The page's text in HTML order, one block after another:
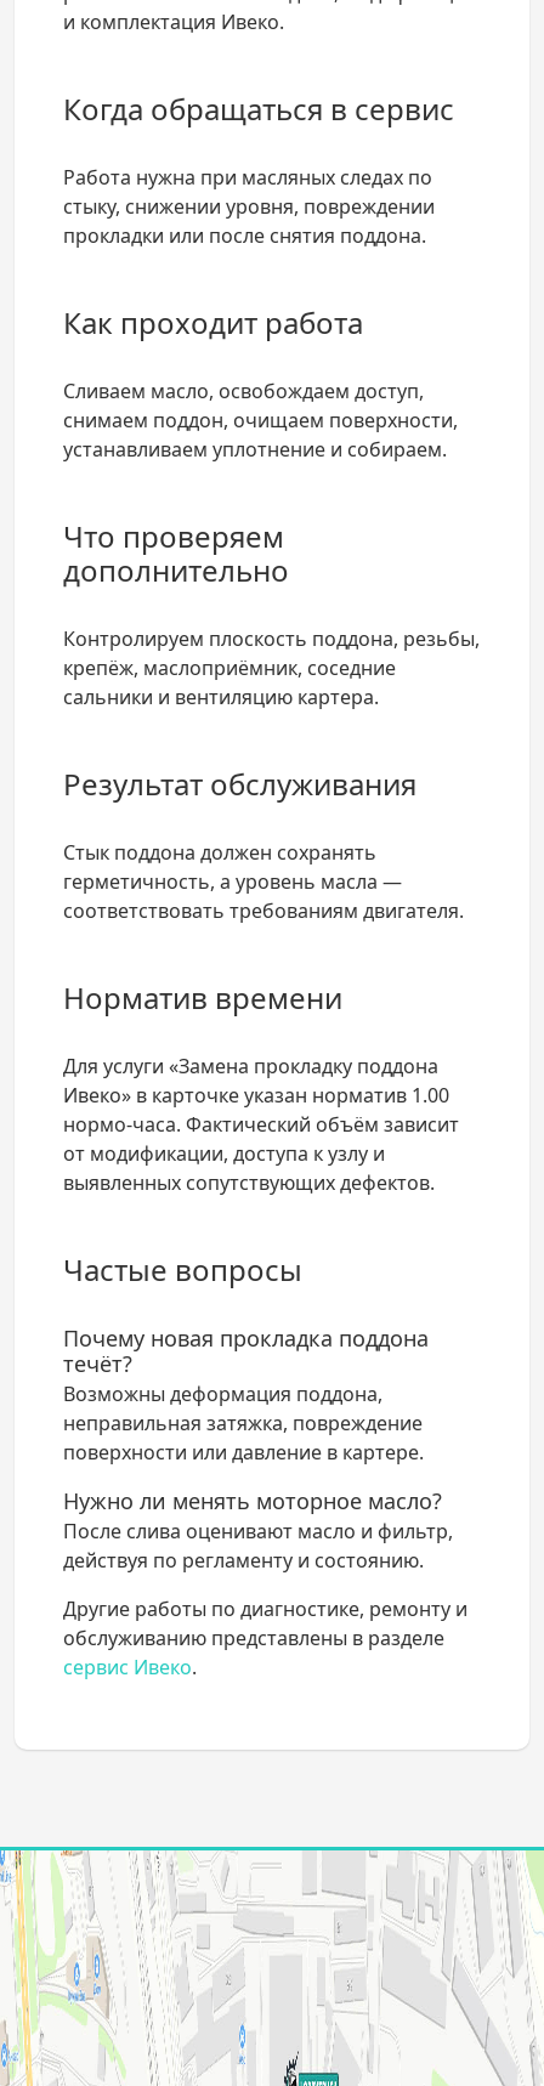
и комплектация Ивеко.
Когда обращаться в сервис
Работа нужна при масляных следах по
стыку, снижении уровня, повреждении
прокладки или после снятия поддона.
Как проходит работа
Сливаем масло, освобождаем доступ,
снимаем поддон, очищаем поверхности,
устанавливаем уплотнение и собираем.
Что проверяем
дополнительно
Контролируем плоскость поддона, резьбы,
крепёж, маслоприёмник, соседние
сальники и вентиляцию картера.
Результат обслуживания
Стык поддона должен сохранять
герметичность, а уровень масла —
соответствовать требованиям двигателя.
Норматив времени
Для услуги «Замена прокладку поддона
Ивеко» в карточке указан норматив 1.00
нормо-часа. Фактический объём зависит
от модификации, доступа к узлу и
выявленных сопутствующих дефектов.
Частые вопросы
Почему новая прокладка поддона
течёт?
Возможны деформация поддона,
неправильная затяжка, повреждение
поверхности или давление в картере.
Нужно ли менять моторное масло?
После слива оценивают масло и фильтр,
действуя по регламенту и состоянию.
Другие работы по диагностике, ремонту и
обслуживанию представлены в разделе
сервис Ивеко.